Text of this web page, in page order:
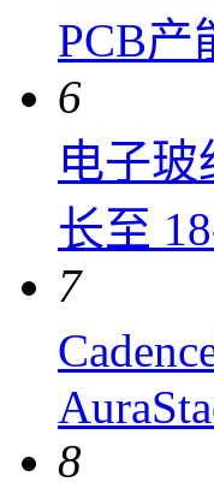
PCB产
6
电子
长至
7
8